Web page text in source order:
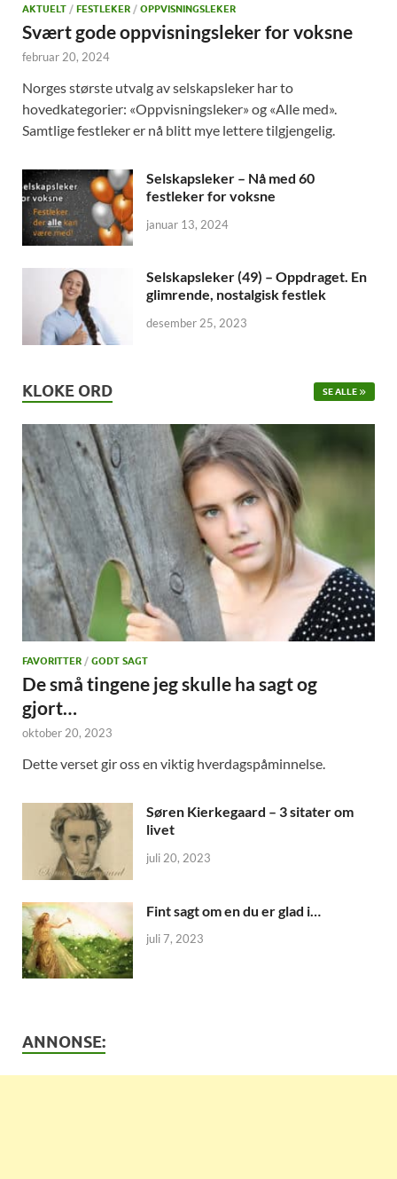
AKTUELT / FESTLEKER / OPPVISNINGSLEKER
Svært gode oppvisningsleker for voksne
februar 20, 2024
Norges største utvalg av selskapsleker har to
hovedkategorier: «Oppvisningsleker» og «Alle med».
Samtlige festleker er nå blitt mye lettere tilgjengelig.
Selskapsleker – Nå med 60
festleker for voksne
januar 13, 2024
Selskapsleker (49) – Oppdraget. En
glimrende, nostalgisk festlek
desember 25, 2023
KLOKE ORD SE ALLE
FAVORITTER / GODT SAGT
De små tingene jeg skulle ha sagt og
gjort…
oktober 20, 2023
Dette verset gir oss en viktig hverdagspåminnelse.
Søren Kierkegaard – 3 sitater om
livet
juli 20, 2023
Fint sagt om en du er glad i…
juli 7, 2023
ANNONSE: